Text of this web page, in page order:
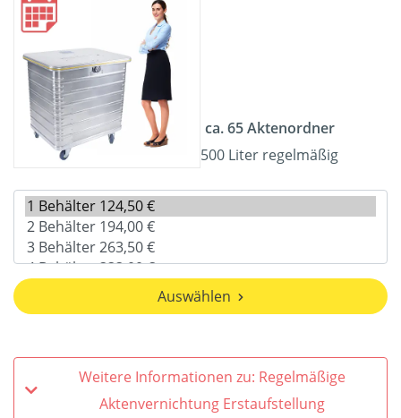
ca. 65 Aktenordner
500 Liter regelmäßig
Auswählen
Weitere Informationen zu: Regelmäßige
Aktenvernichtung Erstaufstellung